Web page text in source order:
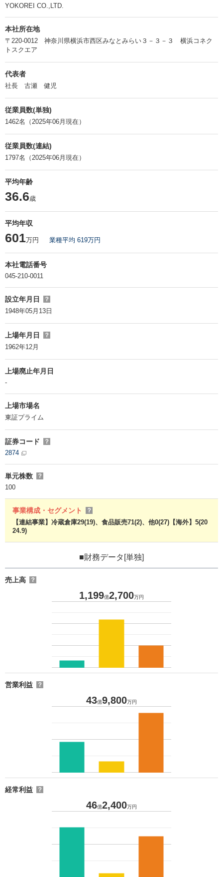
YOKOREI CO.,LTD.
本社所在地
〒220-0012 神奈川県横浜市西区みなとみらい３－３－３ 横浜コネク
トスクエア
代表者
社長 古瀬 健児
従業員数(単独)
1462名（2025年06月現在）
従業員数(連結)
1797名（2025年06月現在）
平均年齢
36.6歳
平均年収
601万円 業種平均 619万円
本社電話番号
045-210-0011
設立年月日 ？
1948年05月13日
上場年月日 ？
1962年12月
上場廃止年月日
-
上場市場名
東証プライム
証券コード ？
2874
単元株数 ？
100
事業構成・セグメント ？
【連結事業】冷蔵倉庫29(19)、食品販売71(2)、他0(27)【海外】5(20
24.9)
■財務データ[単独]
売上高 ？
1,199億2,700万円
営業利益 ？
43億9,800万円
経常利益 ？
46億2,400万円